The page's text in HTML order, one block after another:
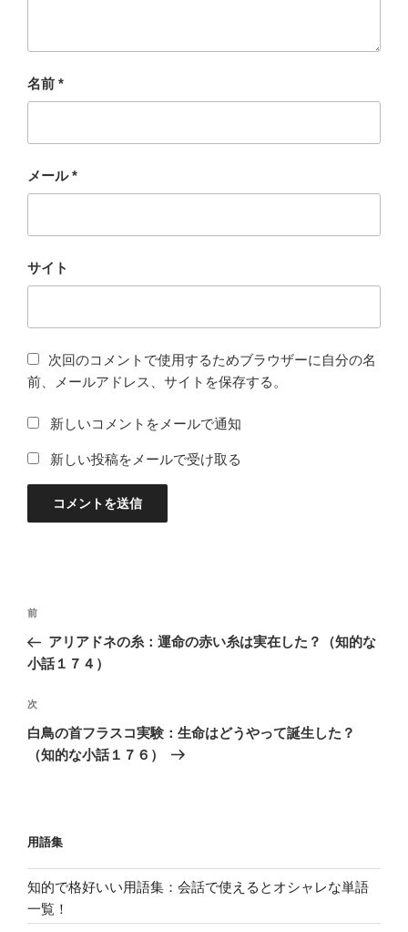
名前 *
メール*
サイト
次回のコメントで使用するためブラウザーに自分の名
前、メールアドレス、サイトを保存する。
新しいコメントをメールで通知
新しい投稿をメールで受け取る
投
ナ
ゲ
ー
シ
過
去
の
稿
前
アリアドネの糸：運命の赤い糸は実在した？（知的な
小話１７４）
次
の
投
次
白鳥の首フラスコ実験：生命はどうやって誕生した？
（知的な小話１７６）
用語集
知的で格好いい用語集：会話で使えるとオシャレな単語
一覧！